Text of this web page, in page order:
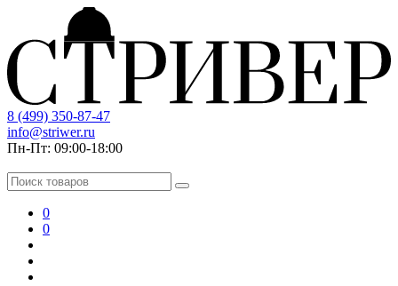
8 (499) 350-87-47
info@striwer.ru
Пн-Пт: 09:00-18:00
0
0